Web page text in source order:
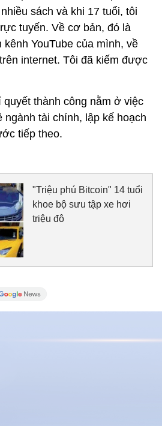
sách và khi 17 tuổi, tôi
tuyến. Về cơ bản, đó là
YouTube của mình, về
internet. Tôi đã kiếm được
quyết thành công nằm ở việc
ngành tài chính, lập kế hoạch
tiếp theo.
"Triệu phú Bitcoin" 14 tuổi
khoe bộ sưu tập xe hơi
triệu đô